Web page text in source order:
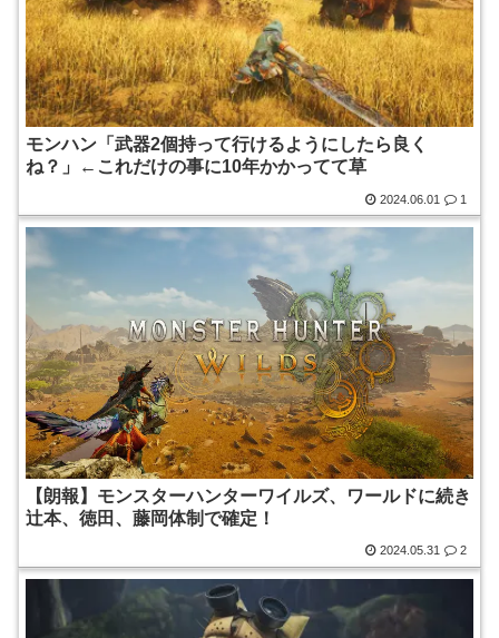
モンハン「武器2個持って行けるようにしたら良く
ね？」←これだけの事に10年かかってて草
2024.06.01 1
【朗報】モンスターハンターワイルズ、ワールドに続き
辻本、徳田、藤岡体制で確定！
2024.05.31 2